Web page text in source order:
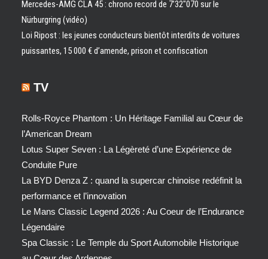
Mercedes-AMG CLA 45 : chrono record de 7’32″070 sur le
Nürburgring (vidéo)
Loi Ripost : les jeunes conducteurs bientôt interdits de voitures
puissantes, 15 000 € d’amende, prison et confiscation
TV
Rolls-Royce Phantom : Un Héritage Familial au Cœur de
l’American Dream
Lotus Super Seven : La Légèreté d’une Expérience de
Conduite Pure
La BYD Denza Z : quand la supercar chinoise redéfinit la
performance et l’innovation
Le Mans Classic Legend 2026 : Au Coeur de l’Endurance
Légendaire
Spa Classic : Le Temple du Sport Automobile Historique